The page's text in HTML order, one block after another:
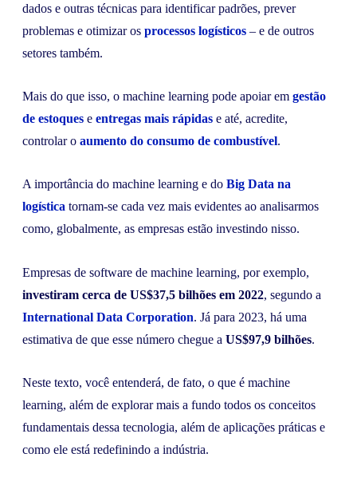
dados e outras técnicas para identificar padrões, prever
problemas e otimizar os processos logísticos – e de outros
setores também.
Mais do que isso, o machine learning pode apoiar em gestão
de estoques e entregas mais rápidas e até, acredite,
controlar o aumento do consumo de combustível.
A importância do machine learning e do Big Data na
logística tornam-se cada vez mais evidentes ao analisarmos
como, globalmente, as empresas estão investindo nisso.
Empresas de software de machine learning, por exemplo,
investiram cerca de US$37,5 bilhões em 2022, segundo a
International Data Corporation. Já para 2023, há uma
estimativa de que esse número chegue a US$97,9 bilhões.
Neste texto, você entenderá, de fato, o que é machine
learning, além de explorar mais a fundo todos os conceitos
fundamentais dessa tecnologia, além de aplicações práticas e
como ele está redefinindo a indústria.